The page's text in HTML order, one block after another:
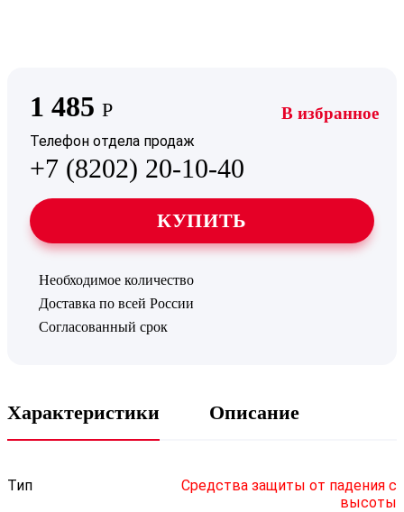
В избранное
1 485 Р
Телефон отдела продаж
+7 (8202) 20-10-40
КУПИТЬ
Необходимое количество
Доставка по всей России
Согласованный срок
Характеристики Описание
Тип
Средства защиты от падения с
высоты